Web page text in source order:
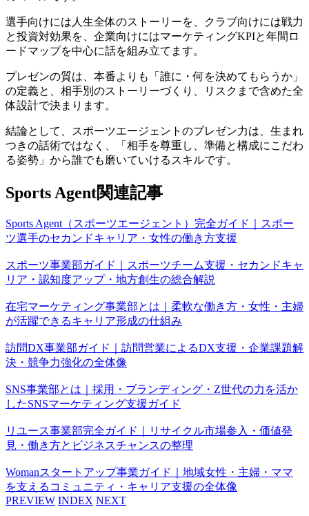
選手向けには人生全体のストーリーを、クラブ向けには戦力
と投資対効果を、企業向けにはマーケティングKPIと年間ロ
ードマップを中心に話を組み立てます。
プレゼンの質は、本番よりも「誰に・何を決めてもらうか」
の定義と、相手別のストーリーづくり、リスクまで含めた全
体設計で決まります。
結論として、スポーツエージェントのプレゼン力は、生まれ
つきの話術ではなく、「相手を尊重し、準備と構成にこだわ
る姿勢」から誰でも磨いていけるスキルです。
Sports Agent関連記事
Sports Agent（スポーツエージェント）完全ガイド｜スポー
ツ選手のセカンドキャリア・女性の働き方支援
スポーツ事業部ガイド｜スポーツチーム支援・セカンドキャ
リア・認知度アップ・地方創生の総合解説
在宅マーケティング事業部とは｜柔軟な働き方・女性・主婦
が活躍できるキャリア形成の仕組み
訪問DX事業部ガイド｜訪問営業によるDX支援・企業課題解
決・競争力強化の全体像
SNS事業部とは｜採用・ブランディング・Z世代の力を活か
したSNSマーケティング支援ガイド
リユース事業部完全ガイド｜リサイクル市場参入・価値発
見・働き方とビジネスチャンスの整理
Womanスタートアップ事業ガイド｜地域女性・主婦・ママ
を支えるコミュニティ・キャリア支援の全体像
PREVIEW INDEX NEXT